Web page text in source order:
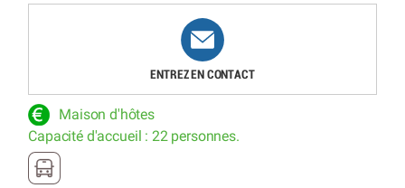
ENTREZ EN CONTACT
Maison d'hôtes
Capacité d'accueil : 22 personnes.